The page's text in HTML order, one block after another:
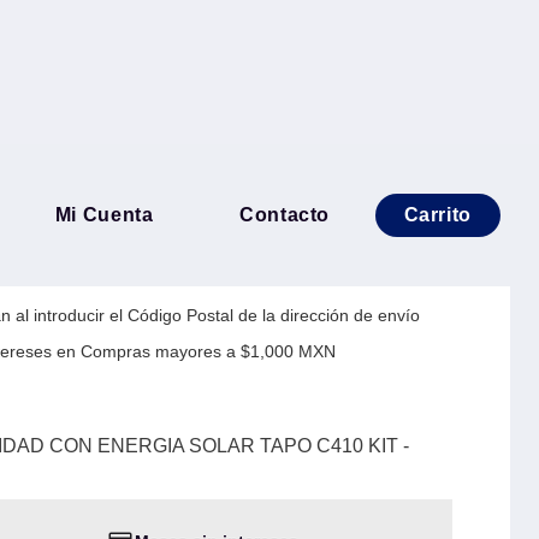
Mi Cuenta Contacto Carrito
SEGURIDAD CON
TAPO C410 KIT -
al introducir el Código Postal de la dirección de envío
en Compras mayores a $1,000 MXN
CON ENERGIA SOLAR TAPO C410 KIT -